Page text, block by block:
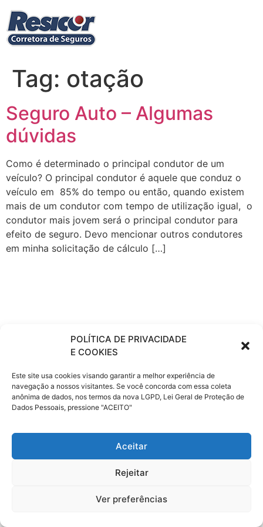
POLÍTICA DE PRIVACIDADE
E COOKIES
Este site usa cookies visando garantir a melhor experiência de
navegação a nossos visitantes. Se você concorda com essa coleta
anônima de dados, nos termos da nova LGPD, Lei Geral de Proteção de
Dados Pessoais, pressione "ACEITO"
Aceitar
Rejeitar
Ver preferências
para
conteúdo
Tag: otação
Seguro Auto – Algumas
dúvidas
Como é determinado o principal condutor de um
veículo? O principal condutor é aquele que conduz o
veículo em 85% do tempo ou então, quando existem
mais de um condutor com tempo de utilização igual, o
condutor mais jovem será o principal condutor para
efeito de seguro. Devo mencionar outros condutores
em minha solicitação de cálculo […]